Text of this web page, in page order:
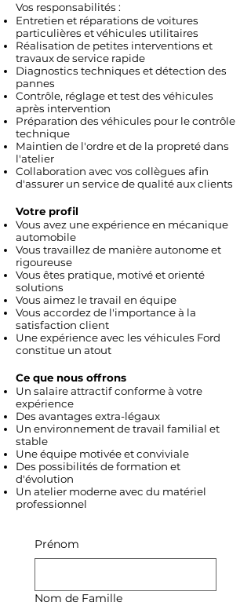
Vos responsabilités :
Entretien et réparations de voitures
particulières et véhicules utilitaires
Réalisation de petites interventions et
travaux de service rapide
Diagnostics techniques et détection des
pannes
Contrôle, réglage et test des véhicules
après intervention
Préparation des véhicules pour le contrôle
technique
Maintien de l'ordre et de la propreté dans
l'atelier
Collaboration avec vos collègues afin
d'assurer un service de qualité aux clients
Votre profil
Vous avez une expérience en mécanique
automobile
Vous travaillez de manière autonome et
rigoureuse
Vous êtes pratique, motivé et orienté
solutions
Vous aimez le travail en équipe
Vous accordez de l'importance à la
satisfaction client
Une expérience avec les véhicules Ford
constitue un atout
Ce que nous offrons
Un salaire attractif conforme à votre
expérience
Des avantages extra-légaux
Un environnement de travail familial et
stable
Une équipe motivée et conviviale
Des possibilités de formation et
d'évolution
Un atelier moderne avec du matériel
professionnel
Prénom
Nom de Famille